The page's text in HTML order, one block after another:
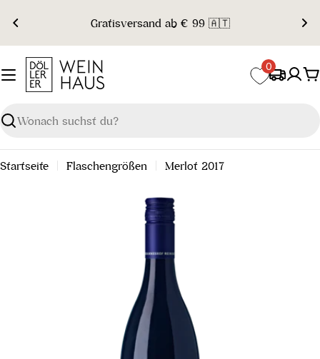
Inhalt
springen
Gratisversand ab € 99 🇦🇹
Suchen
0
Startseite Flaschengrößen Merlot 2017